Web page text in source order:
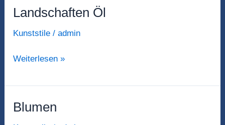
Landschaften Öl
Kunststile /admin
Landschaften
Weiterlesen »
Blumen
Blumen